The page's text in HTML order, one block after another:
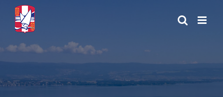
Passer
contenu